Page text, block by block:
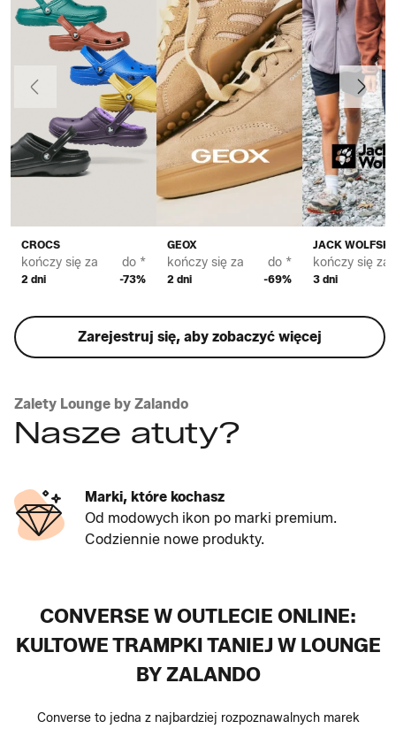
CROCS
kończy się za
2 dni
do *
-73%
GEOX
kończy się za
2 dni
do *
-69%
JACK
kończy się za
3 dni
Poprzedni Dalej
Zarejestruj się, aby zobaczyć więcej
Zalety Lounge by Zalando
Nasze atuty?
Marki, które kochasz
Od modowych ikon po marki premium.
Codziennie nowe produkty.
CONVERSE W OUTLECIE ONLINE:
KULTOWE TRAMPKI TANIEJ W LOUNGE
BY ZALANDO
Converse to jedna z najbardziej rozpoznawalnych marek